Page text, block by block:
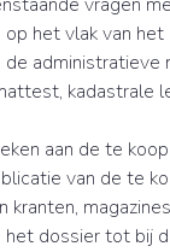
vragen
op het vlak van
de administratieve
kadastrale
aan de te
van de te
kranten,
het dossier tot bij